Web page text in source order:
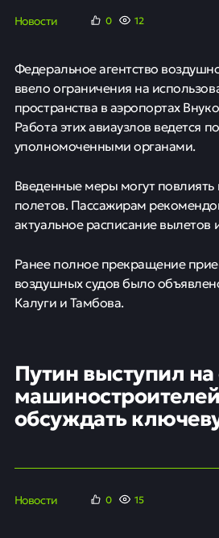
Новости 0 12
Федеральное агентство
ввело ограничения на
пространства в аэропортах
Работа этих авиаузлов ведется
уполномоченными органами.
Введенные меры могут повлиять
полетов. Пассажирам
актуальное расписание
Ранее полное прекращение
воздушных судов было
Калуги и Тамбова.
Путин выступил
обсуждать
Новости 0 15